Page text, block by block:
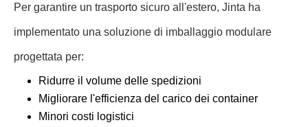
Per garantire un trasporto sicuro all'estero, Jinta ha
implementato una soluzione di imballaggio modulare
progettata per:
Ridurre il volume delle spedizioni
Migliorare l'efficienza del carico dei container
Minori costi logistici